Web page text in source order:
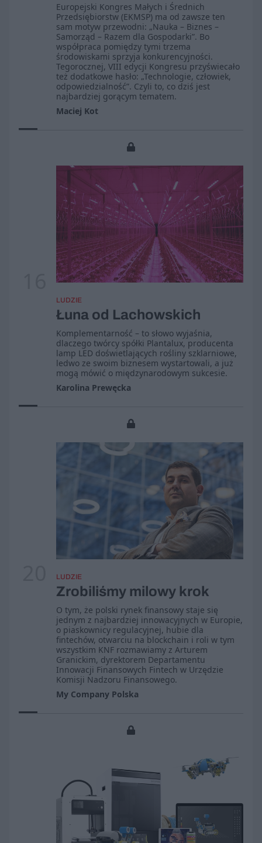
Europejski Kongres Małych i Średnich
Przedsiębiorstw (EKMSP) ma od zawsze ten
sam motyw przewodni: „Nauka – Biznes –
Samorząd – Razem dla Gospodarki”. Bo
współpraca pomiędzy tymi trzema
środowiskami sprzyja konkurencyjności.
Tegorocznej, VIII edycji Kongresu przyświecało
też dodatkowe hasło: „Technologie, człowiek,
odpowiedzialność”. Czyli to, co dziś jest
najbardziej gorącym tematem.
Maciej Kot
LUDZIE
Łuna od Lachowskich
Komplementarność – to słowo wyjaśnia,
dlaczego twórcy spółki Plantalux, producenta
lamp LED doświetlających rośliny szklarniowe,
ledwo ze swoim biznesem wystartowali, a już
mogą mówić o międzynarodowym sukcesie.
Karolina Prewęcka
LUDZIE
Zrobiliśmy milowy krok
O tym, że polski rynek finansowy staje się
jednym z najbardziej innowacyjnych w Europie,
o piaskownicy regulacyjnej, hubie dla
fintechów, otwarciu na blockchain i roli w tym
wszystkim KNF rozmawiamy z Arturem
Granickim, dyrektorem Departamentu
Innowacji Finansowych Fintech w Urzędzie
Komisji Nadzoru Finansowego.
My Company Polska